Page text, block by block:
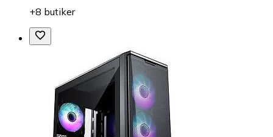
+8 butiker